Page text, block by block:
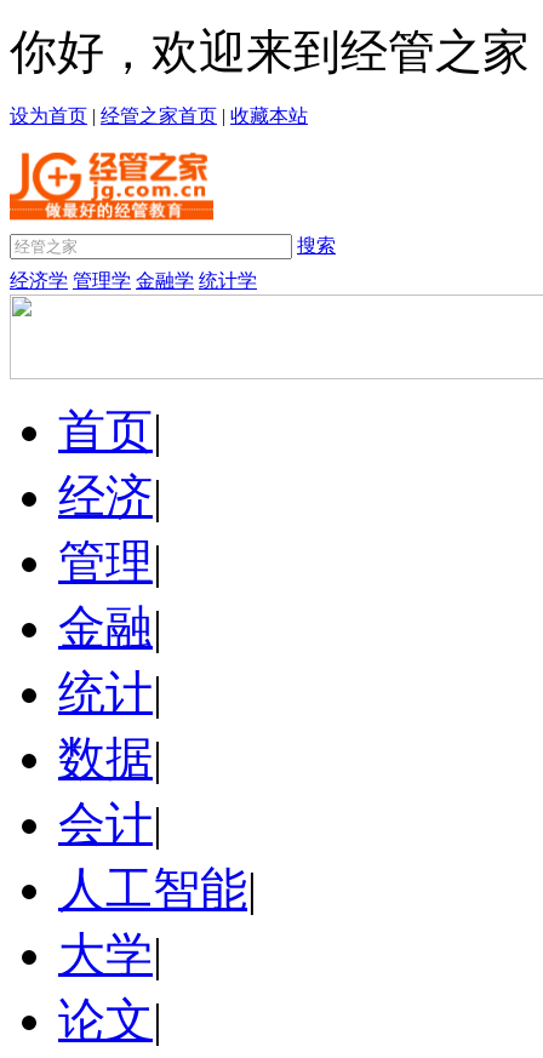
你好，欢迎来到经管之家
设为首页 | 经管之家首页 | 收藏本站
搜索
经济学 管理学 金融学 统计学
首页|
经济|
管理|
金融|
统计|
数据|
会计|
人工智能|
大学|
论文|